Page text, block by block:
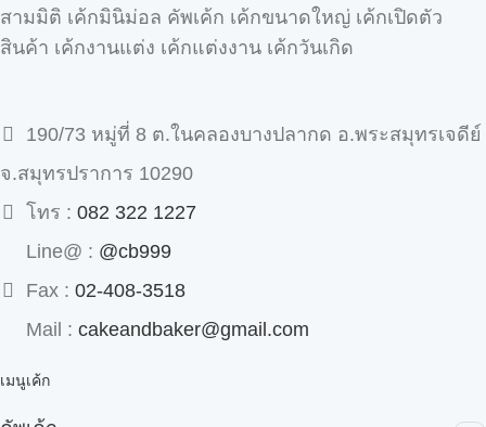
สามมิติ เค้กมินิม่อล คัพเค้ก เค้กขนาดใหญ่ เค้กเปิดตัว
สินค้า เค้กงานแต่ง เค้กแต่งงาน เค้กวันเกิด
190/73 หมู่ที่ 8 ต.ในคลองบางปลากด อ.พระสมุทรเจดีย์
จ.สมุทรปราการ 10290
โทร : 082 322 1227
Line@ : @cb999
Fax : 02-408-3518
Mail : cakeandbaker@gmail.com
เมนูเค้ก